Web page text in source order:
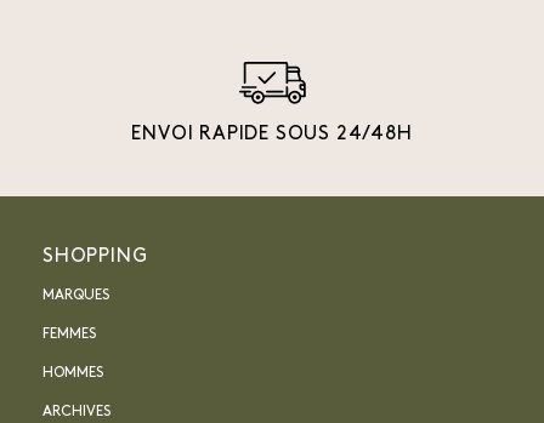
ENVOI RAPIDE SOUS 24/48H
SHOPPING
MARQUES
FEMMES
HOMMES
ARCHIVES